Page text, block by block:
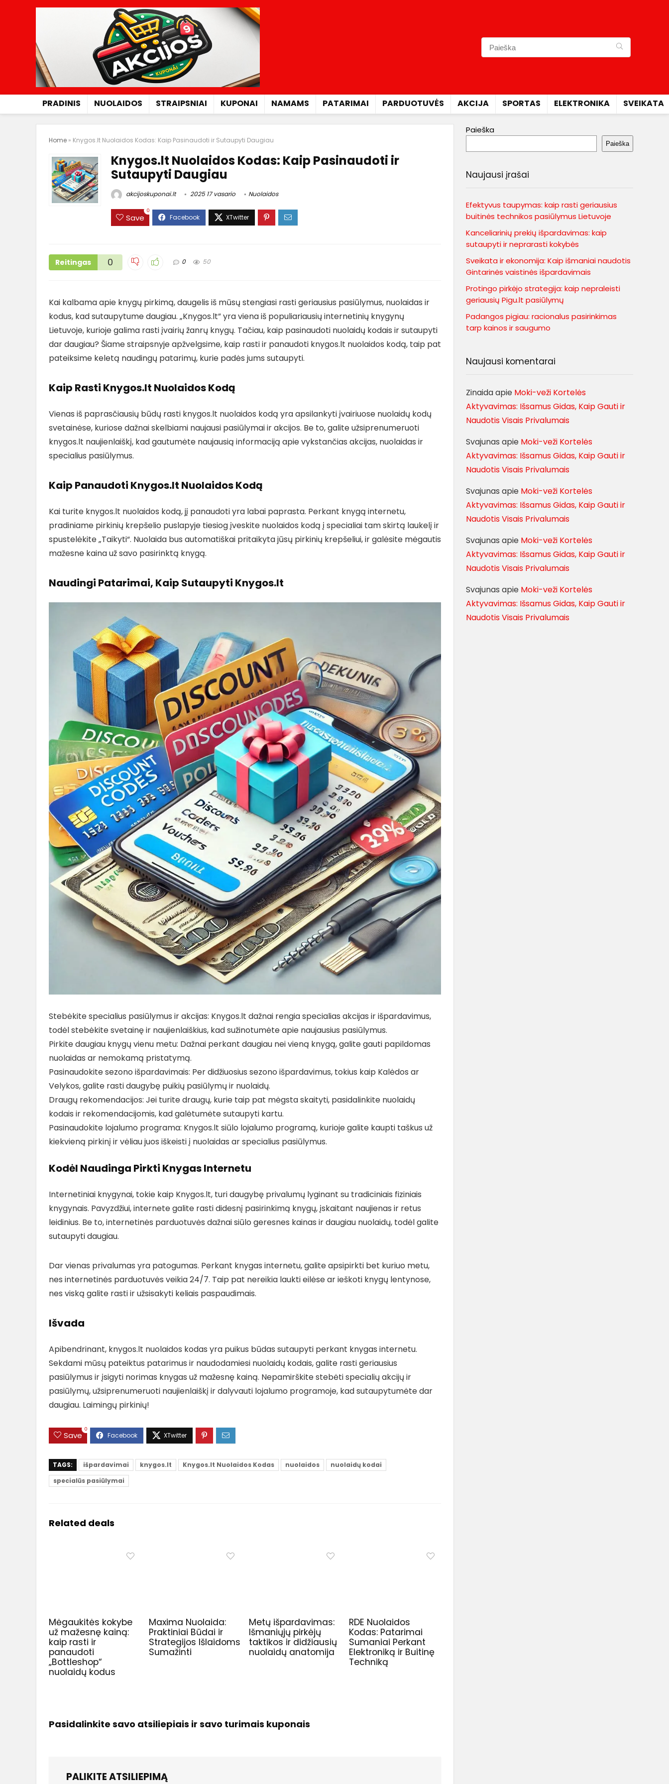
PRADINIS NUOLAIDOS STRAIPSNIAI KUPONAI NAMAMS PATARIMAI PARDUOTUVĖS AKCIJA SPORTAS ELEKTRONIKA SVEIKATA
Home » Knygos.lt Nuolaidos Kodas: Kaip Pasinaudoti ir Sutaupyti Daugiau
Knygos.lt Nuolaidos Kodas: Kaip Pasinaudoti ir
Sutaupyti Daugiau
akcijoskuponai.lt 2025 17 vasario Nuolaidos
Save
0
Reitingas 0 0 50
Kai kalbama apie knygų pirkimą, daugelis iš mūsų stengiasi rasti geriausius pasiūlymus, nuolaidas ir
kodus, kad sutaupytume daugiau. „Knygos.lt” yra viena iš populiariausių internetinių knygynų
Lietuvoje, kurioje galima rasti įvairių žanrų knygų. Tačiau, kaip pasinaudoti nuolaidų kodais ir sutaupyti
dar daugiau? Šiame straipsnyje apžvelgsime, kaip rasti ir panaudoti knygos.lt nuolaidos kodą, taip pat
pateiksime keletą naudingų patarimų, kurie padės jums sutaupyti.
Kaip Rasti Knygos.lt Nuolaidos Kodą
Vienas iš paprasčiausių būdų rasti knygos.lt nuolaidos kodą yra apsilankyti įvairiuose nuolaidų kodų
svetainėse, kuriose dažnai skelbiami naujausi pasiūlymai ir akcijos. Be to, galite užsiprenumeruoti
knygos.lt naujienlaiškį, kad gautumėte naujausią informaciją apie vykstančias akcijas, nuolaidas ir
specialius pasiūlymus.
Kaip Panaudoti Knygos.lt Nuolaidos Kodą
Kai turite knygos.lt nuolaidos kodą, jį panaudoti yra labai paprasta. Perkant knygą internetu,
pradiniame pirkinių krepšelio puslapyje tiesiog įveskite nuolaidos kodą į specialiai tam skirtą laukelį ir
spustelėkite „Taikyti“. Nuolaida bus automatiškai pritaikyta jūsų pirkinių krepšeliui, ir galėsite mėgautis
mažesne kaina už savo pasirinktą knygą.
Naudingi Patarimai, Kaip Sutaupyti Knygos.lt
Stebėkite specialius pasiūlymus ir akcijas: Knygos.lt dažnai rengia specialias akcijas ir išpardavimus,
todėl stebėkite svetainę ir naujienlaiškius, kad sužinotumėte apie naujausius pasiūlymus.
Pirkite daugiau knygų vienu metu: Dažnai perkant daugiau nei vieną knygą, galite gauti papildomas
nuolaidas ar nemokamą pristatymą.
Pasinaudokite sezono išpardavimais: Per didžiuosius sezono išpardavimus, tokius kaip Kalėdos ar
Velykos, galite rasti daugybę puikių pasiūlymų ir nuolaidų.
Draugų rekomendacijos: Jei turite draugų, kurie taip pat mėgsta skaityti, pasidalinkite nuolaidų
kodais ir rekomendacijomis, kad galėtumėte sutaupyti kartu.
Pasinaudokite lojalumo programa: Knygos.lt siūlo lojalumo programą, kurioje galite kaupti taškus už
kiekvieną pirkinį ir vėliau juos iškeisti į nuolaidas ar specialius pasiūlymus.
Kodėl Naudinga Pirkti Knygas Internetu
Internetiniai knygynai, tokie kaip Knygos.lt, turi daugybę privalumų lyginant su tradiciniais fiziniais
knygynais. Pavyzdžiui, internete galite rasti didesnį pasirinkimą knygų, įskaitant naujienas ir retus
leidinius. Be to, internetinės parduotuvės dažnai siūlo geresnes kainas ir daugiau nuolaidų, todėl galite
sutaupyti daugiau.
Dar vienas privalumas yra patogumas. Perkant knygas internetu, galite apsipirkti bet kuriuo metu,
nes internetinės parduotuvės veikia 24/7. Taip pat nereikia laukti eilėse ar ieškoti knygų lentynose,
nes viską galite rasti ir užsisakyti keliais paspaudimais.
Išvada
Apibendrinant, knygos.lt nuolaidos kodas yra puikus būdas sutaupyti perkant knygas internetu.
Sekdami mūsų pateiktus patarimus ir naudodamiesi nuolaidų kodais, galite rasti geriausius
pasiūlymus ir įsigyti norimas knygas už mažesnę kainą. Nepamirškite stebėti specialių akcijų ir
pasiūlymų, užsiprenumeruoti naujienlaiškį ir dalyvauti lojalumo programoje, kad sutaupytumėte dar
daugiau. Laimingų pirkinių!
Save
0
TAGS: išpardavimai knygos.lt Knygos.lt Nuolaidos Kodas nuolaidos
nuolaidų kodai
specialūs pasiūlymai
Related deals
Mėgaukitės kokybe
už mažesnę kainą:
kaip rasti ir
panaudoti
„Bottleshop“
nuolaidų kodus
Maxima Nuolaida:
Praktiniai Būdai ir
Strategijos Išlaidoms
Sumažinti
Metų išpardavimas:
Išmaniųjų pirkėjų
taktikos ir didžiausių
nuolaidų anatomija
RDE Nuolaidos
Kodas: Patarimai
Sumaniai Perkant
Elektroniką ir Buitinę
Techniką
Pasidalinkite savo atsiliepiais ir savo turimais kuponais
PALIKITE ATSILIEPIMĄ
Paieška
Paieška
Naujausi įrašai
Efektyvus taupymas: kaip rasti geriausius
buitinės technikos pasiūlymus Lietuvoje
Kanceliarinių prekių išpardavimas: kaip
sutaupyti ir neprarasti kokybės
Sveikata ir ekonomija: Kaip išmaniai naudotis
Gintarinės vaistinės išpardavimais
Protingo pirkėjo strategija: kaip nepraleisti
geriausių Pigu.lt pasiūlymų
Padangos pigiau: racionalus pasirinkimas
tarp kainos ir saugumo
Naujausi komentarai
Zinaidaapie Moki-veži Kortelės
Aktyvavimas: Išsamus Gidas, Kaip Gauti ir
Naudotis Visais Privalumais
Svajunas apie Moki-veži Kortelės
Aktyvavimas: Išsamus Gidas, Kaip Gauti ir
Naudotis Visais Privalumais
Svajunas apie Moki-veži Kortelės
Aktyvavimas: Išsamus Gidas, Kaip Gauti ir
Naudotis Visais Privalumais
Svajunas apie Moki-veži Kortelės
Aktyvavimas: Išsamus Gidas, Kaip Gauti ir
Naudotis Visais Privalumais
Svajunas apie Moki-veži Kortelės
Aktyvavimas: Išsamus Gidas, Kaip Gauti ir
Naudotis Visais Privalumais